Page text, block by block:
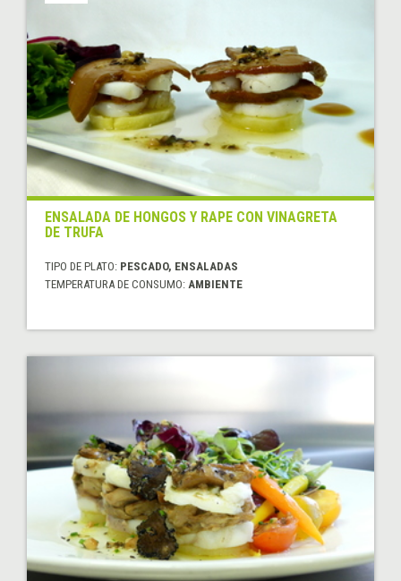
ENSALADA DE HONGOS Y RAPE CON VINAGRETA
DE TRUFA
TIPO DE PLATO: PESCADO, ENSALADAS
TEMPERATURA DE CONSUMO: AMBIENTE